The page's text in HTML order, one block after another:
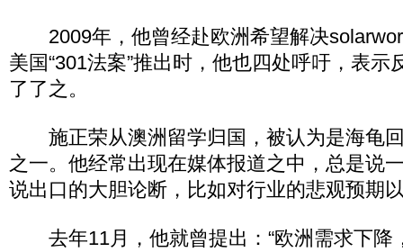
2009年，他曾经赴欧洲希望解决
美国“301法案”推出时，他也四处呼吁，表示
了了之。
施正荣从澳洲留学归国，被认为是海龟
之一。他经常出现在媒体报道之中，总是说
说出口的大胆论断，比如对行业的悲观预期
去年11月，他就曾提出：“欧洲需求下降